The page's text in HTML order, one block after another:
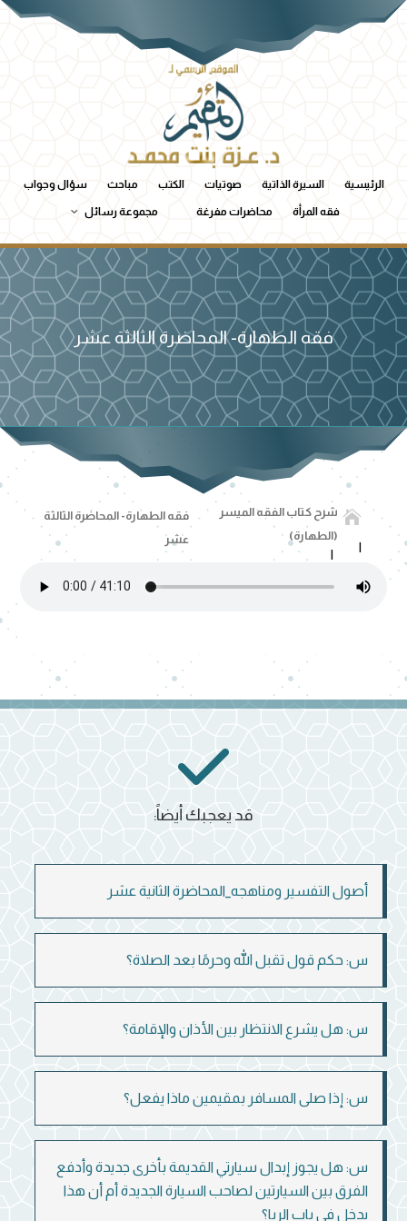
الرئيسية السيرة الذاتية صوتيات الكتب مباحث سؤال وجواب
فقه المرأة محاضرات مفرغة مجموعة رسائل
فقه الطهارة- المحاضرة الثالثة عشر
 شرح كتاب الفقه الميسر
(الطهارة)
فقه الطهارة- المحاضرة الثالثة
عشر
أصول التفسير ومناهجه_المحاضرة الثانية عشر
س: حكم قول تقبل الله وحرمًا بعد الصلاة؟
س: هل يشرع الانتظار بين الأذان والإقامة؟
س: إذا صلى المسافر بمقيمين ماذا يفعل؟
س: هل يجوز إبدال سيارتي القديمة بأخرى جديدة وأدفع
الفرق بين السيارتين لصاحب السيارة الجديدة أم أن هذا
يدخل في باب الربا؟
قد يعجبك أيضاً: